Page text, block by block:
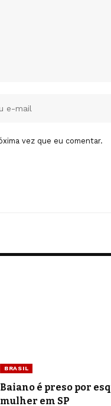
vez que eu comentar.
BRASIL
Baiano é preso por
mulher em SP